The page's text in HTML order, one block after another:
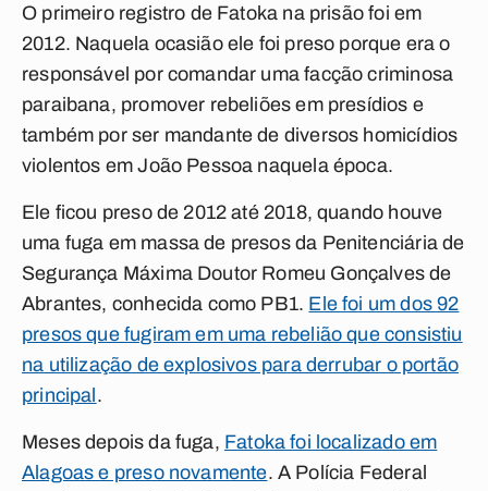
O primeiro registro de Fatoka na prisão foi em
2012. Naquela ocasião ele foi preso porque era o
responsável por comandar uma facção criminosa
paraibana, promover rebeliões em presídios e
também por ser mandante de diversos homicídios
violentos em João Pessoa naquela época.
Ele ficou preso de 2012 até 2018, quando houve
uma fuga em massa de presos da Penitenciária de
Segurança Máxima Doutor Romeu Gonçalves de
Abrantes, conhecida como PB1. Ele foi um dos 92
presos que fugiram em uma rebelião que consistiu
na utilização de explosivos para derrubar o portão
principal .
Meses depois da fuga, Fatoka foi localizado em
Alagoas e preso novamente. A Polícia Federal